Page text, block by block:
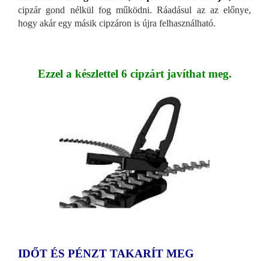
cipzár gond nélkül fog működni. Ráadásul az az előnye,
hogy akár egy másik cipzáron is újra felhasználható.
Ezzel a készlettel 6 cipzárt javíthat meg.
IDŐT ÉS PÉNZT TAKARÍT MEG